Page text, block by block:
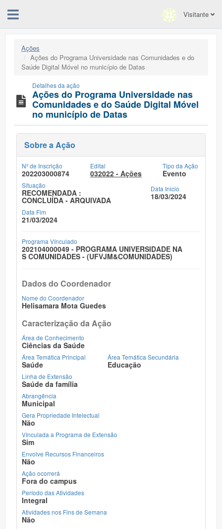
Visitante
Ações
Ações do Programa Universidade nas Comunidades e do
Saúde Digital Móvel no município de Datas
Detalhes da ação
Ações do Programa Universidade nas
Comunidades e do Saúde Digital Móvel
no município de Datas
Sobre a Ação
Nº de Inscrição
202203000874
Edital
032022 - Ações
Tipo da Ação
Evento
Situação
RECOMENDADA :
CONCLUÍDA - ARQUIVADA
Data Inicio
18/03/2024
Data Fim
21/03/2024
Programa Vínculado
202104000049 - PROGRAMA UNIVERSIDADE NA
S COMUNIDADES - (UFVJM&COMUNIDADES)
Dados do Coordenador
Nome do Coordenador
Helisamara Mota Guedes
Caracterização da Ação
Área de Conhecimento
Ciências da Saúde
Área Temática Principal
Saúde
Área Temática Secundária
Educação
Linha de Extensão
Saúde da família
Abrangência
Municipal
Gera Propriedade Intelectual
Não
Vínculada a Programa de Extensão
Sim
Envolve Recursos Financeiros
Não
Ação ocorrerá
Fora do campus
Período das Atividades
Integral
Atividades nos Fins de Semana
Não